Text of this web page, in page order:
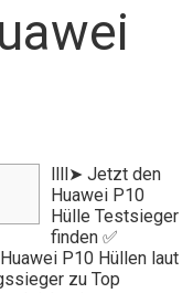
llll➤ Jetzt den
Huawei P10
Hülle Testsieger
finden ✅
P10 Hüllen laut
zu Top